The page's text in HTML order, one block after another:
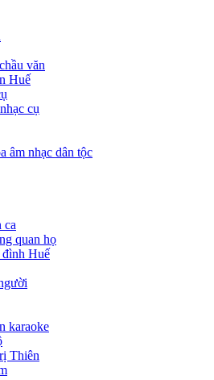
văn
Huế
cụ
âm nhạc dân tộc
ca
quan họ
đình Huế
karaoke
Thiên